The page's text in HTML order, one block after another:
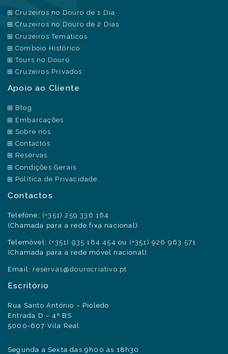
Cruzeiros no Douro de 1 Dia
Cruzeiros no Douro de 2 Dias
Cruzeiros Temáticos
Comboio Histórico
Tours no Douro
Cruzeiros Privados
Apoio ao Cliente
Blog
Embarcações
Sobre nós
Contactos
Reservas
Condições Gerais
Política de Privacidade
Contactos
Telefone: (+351) 259 336 164
(Chamada para a rede fixa nacional)
Telemóvel: (+351) 935 184 454 ou (+351) 926 963 571
(Chamada para a rede móvel nacional)
Email: reservas@dourocriativo.pt
Escritório
Rua Santo António – Pioledo
Entrada D – 4º BS
5000-607 Vila Real
Segunda a Sexta das 9h00 às 18h30